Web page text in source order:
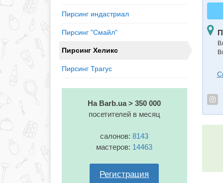
Пирсинг индастриал
Пирсинг "Смайл"
Пирсинг Хеликс
Пирсинг Трагус
На Barb.ua > 350 000
посетителей в месяц
салонов:8143
мастеров: 14463
Регистрация